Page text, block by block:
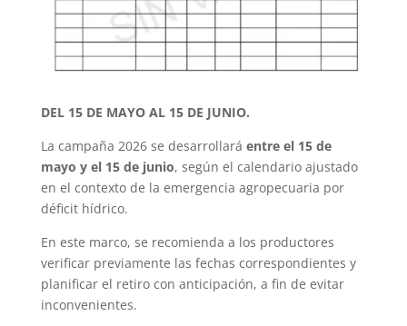
DEL 15 DE MAYO AL 15 DE JUNIO.
La campaña 2026 se desarrollará entre el 15 de
mayo y el 15 de junio, según el calendario ajustado
en el contexto de la emergencia agropecuaria por
déficit hídrico.
En este marco, se recomienda a los productores
verificar previamente las fechas correspondientes y
planificar el retiro con anticipación, a fin de evitar
inconvenientes.